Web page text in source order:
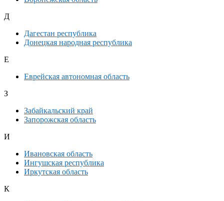
Д
Дагестан республика
Донецкая народная республика
Е
Еврейская автономная область
З
Забайкальский край
Запорожская область
И
Ивановская область
Ингушская республика
Иркутская область
К